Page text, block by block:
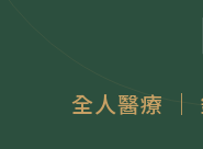
足跡與聲音
📝 羅盤・身心體
📊 天地人．養生
🪞 映照．眼周經
🎴 指引・身心籤詩
中醫眼科・全人治
💊 透視用藥．中
全人醫療 ｜